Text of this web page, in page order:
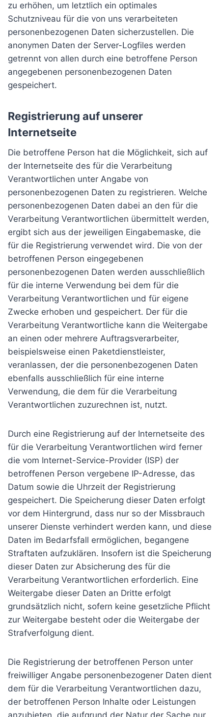
zu erhöhen, um letztlich ein optimales
Schutzniveau für die von uns verarbeiteten
personenbezogenen Daten sicherzustellen. Die
anonymen Daten der Server-Logfiles werden
getrennt von allen durch eine betroffene Person
angegebenen personenbezogenen Daten
gespeichert.
Registrierung auf unserer
Internetseite
Die betroffene Person hat die Möglichkeit, sich auf
der Internetseite des für die Verarbeitung
Verantwortlichen unter Angabe von
personenbezogenen Daten zu registrieren. Welche
personenbezogenen Daten dabei an den für die
Verarbeitung Verantwortlichen übermittelt werden,
ergibt sich aus der jeweiligen Eingabemaske, die
für die Registrierung verwendet wird. Die von der
betroffenen Person eingegebenen
personenbezogenen Daten werden ausschließlich
für die interne Verwendung bei dem für die
Verarbeitung Verantwortlichen und für eigene
Zwecke erhoben und gespeichert. Der für die
Verarbeitung Verantwortliche kann die Weitergabe
an einen oder mehrere Auftragsverarbeiter,
beispielsweise einen Paketdienstleister,
veranlassen, der die personenbezogenen Daten
ebenfalls ausschließlich für eine interne
Verwendung, die dem für die Verarbeitung
Verantwortlichen zuzurechnen ist, nutzt.
Durch eine Registrierung auf der Internetseite des
für die Verarbeitung Verantwortlichen wird ferner
die vom Internet-Service-Provider (ISP) der
betroffenen Person vergebene IP-Adresse, das
Datum sowie die Uhrzeit der Registrierung
gespeichert. Die Speicherung dieser Daten erfolgt
vor dem Hintergrund, dass nur so der Missbrauch
unserer Dienste verhindert werden kann, und diese
Daten im Bedarfsfall ermöglichen, begangene
Straftaten aufzuklären. Insofern ist die Speicherung
dieser Daten zur Absicherung des für die
Verarbeitung Verantwortlichen erforderlich. Eine
Weitergabe dieser Daten an Dritte erfolgt
grundsätzlich nicht, sofern keine gesetzliche Pflicht
zur Weitergabe besteht oder die Weitergabe der
Strafverfolgung dient.
Die Registrierung der betroffenen Person unter
freiwilliger Angabe personenbezogener Daten dient
dem für die Verarbeitung Verantwortlichen dazu,
der betroffenen Person Inhalte oder Leistungen
anzubieten, die aufgrund der Natur der Sache nur